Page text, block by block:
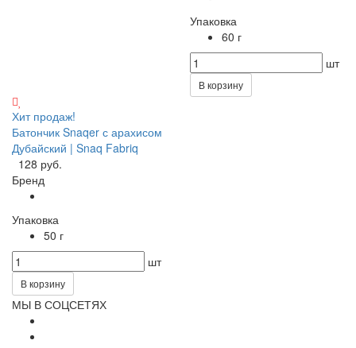
Упаковка
60 г
шт
В корзину
Хит продаж!
Батончик Snaqer с арахисом
Дубайский | Snaq Fabriq
128 руб.
Бренд
Упаковка
50 г
шт
В корзину
МЫ В СОЦСЕТЯХ